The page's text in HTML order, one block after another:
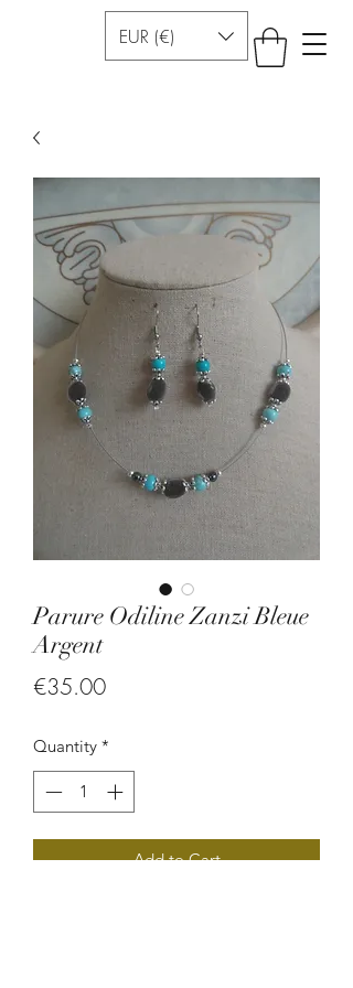
EUR (€)
Parure Odiline Zanzi Bleue
Argent
€35.00Price
Quantity *
Add to Cart